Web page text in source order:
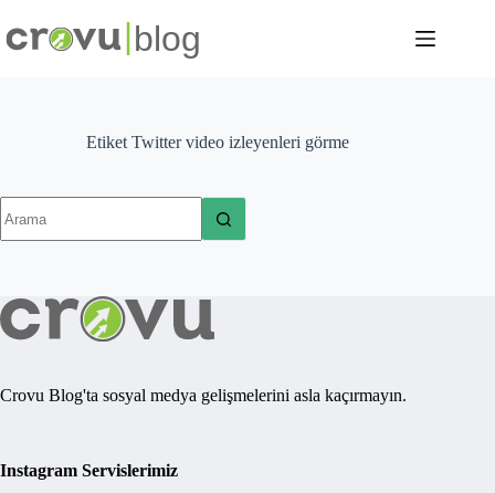
to
content
Etiket Twitter video izleyenleri görme
results
Crovu Blog'ta sosyal medya gelişmelerini asla kaçırmayın.
Instagram Servislerimiz